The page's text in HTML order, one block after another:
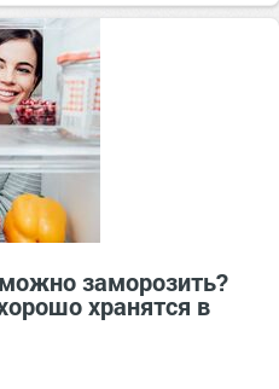
#интерьер
#сантехника
заморозить?
хранятся в